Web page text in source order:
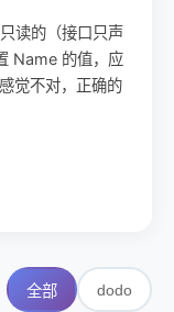
读的（接口只声
Name 的值，应
觉不对，正确的
全部 dodo